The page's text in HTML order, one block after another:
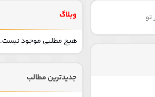
وبلاگ
هیچ مطلبی موجود نیست.
جدیدترین مطالب